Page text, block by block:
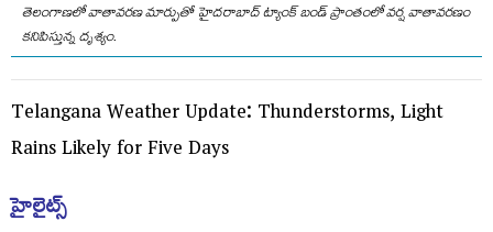
తెలంగాణలో వాతావరణ మార్పుతో హైదరాబాద్ ట్యాంక్ బండ్ ప్రాంతంలో వర్ష వాతావరణం
కనిపిస్తున్న దృశ్యం.
Telangana Weather Update: Thunderstorms, Light
Rains Likely for Five Days
హైలైట్స్